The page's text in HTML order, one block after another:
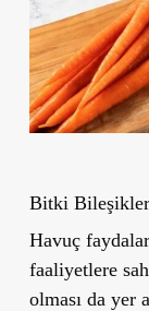
Bitki
Havuç
faaliyetlere
olması da yer